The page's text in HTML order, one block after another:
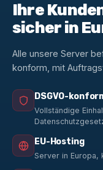
Ihre
sicher in
Alle unsere Server
konform, mit
DSGVO-
Vollständige
EU-Hosting
Server in Europa,